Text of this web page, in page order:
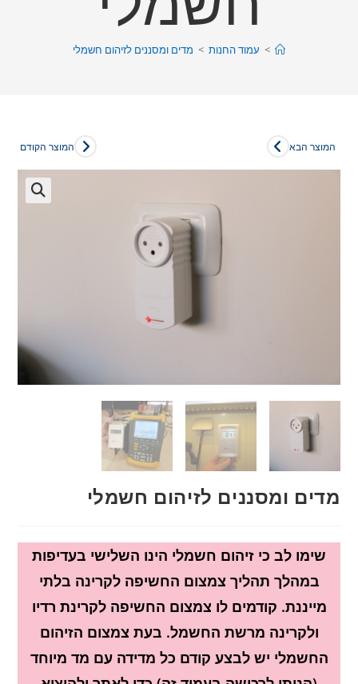
> עמוד החנות > מדים ומסננים לזיהום חשמלי
המוצר הקודם המוצר הבא
מדים ומסננים לזיהום חשמלי
שימו לב כי זיהום חשמלי הינו השלישי בעדיפות
במהלך תהליך צמצום החשיפה לקרינה בלתי
מייננת. קודמים לו צמצום החשיפה לקרינת רדיו
ולקרינה מרשת החשמל. בעת צמצום הזיהום
החשמלי יש לבצע קודם כל מדידה עם מד מיוחד